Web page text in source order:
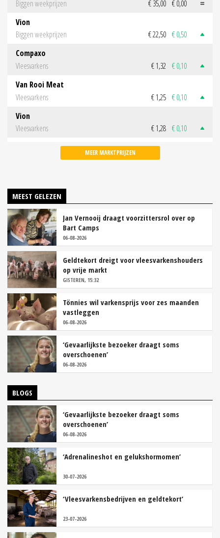
Biggen weekprijzen € 35,00 € 0,00
Vion
Biggen weekprijzen
€ 22,50 € 0,50
Compaxo
Vleesvarkens
€ 1,32 € 0,10
Van Rooi Meat
Vleesvarkens
€ 1,25 € 0,10
Vion
Vleesvarkens
€ 1,28 € 0,10
MEER MARKTPRIJZEN
MEEST GELEZEN
Jan Vernooij draagt voorzittersrol over op
Bart Camps
06-08-2026
Geldtekort dreigt voor vleesvarkenshouders
op vrije markt
GISTEREN, 15:32
Tönnies wil varkensprijs voor zes maanden
vastleggen
06-08-2026
‘Gevaarlijkste bezoeker draagt soms
overschoenen’
06-08-2026
BLOGS
‘Gevaarlijkste bezoeker draagt soms
overschoenen’
06-08-2026
‘Adrenalineshot en gelukshormomen’
30-07-2026
‘Vleesvarkensbedrijven en geldtekort’
23-07-2026